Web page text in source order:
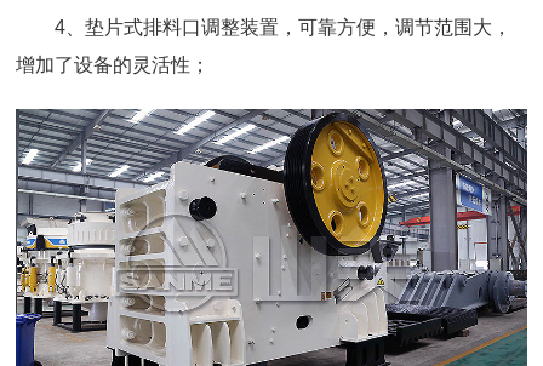
4、垫片式排料口调整装置，可靠方便，调节范围大，
增加了设备的灵活性；